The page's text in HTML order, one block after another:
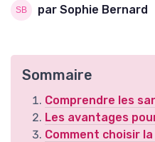
par Sophie Bernard
Sommaire
Comprendre les
Les avantages
Comment choisir